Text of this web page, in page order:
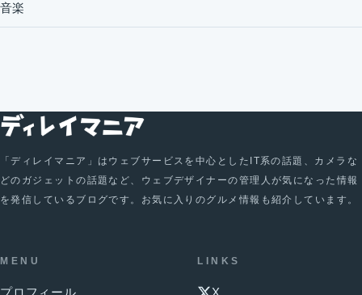
音楽
「ディレイマニア」はウェブサービスを中心としたIT系の話題、カメラな
どのガジェットの話題など、ウェブデザイナーの管理人が気になった情報
を発信しているブログです。お気に入りのグルメ情報も紹介しています。
MENU
プロフィール
LINKS
X